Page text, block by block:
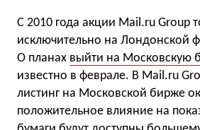
С 2010 года акции Mail.ru Group
исключительно на Лондонской
О планах выйти на Московскую
известно в феврале. В Mail.ru
листинг на Московской бирже
положительное влияние на